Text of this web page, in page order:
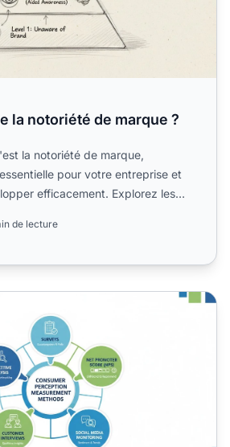
la notoriété de marque ?
la notoriété de marque,
pour votre entreprise et
efficacement. Explorez les
de lecture
perception des consommateurs ?